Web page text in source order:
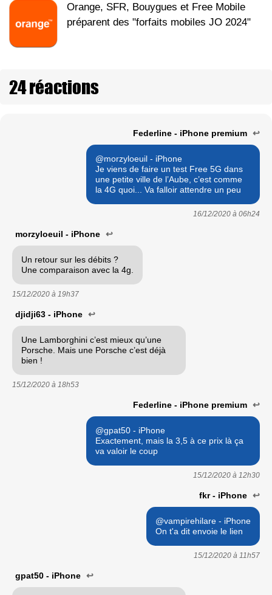
Orange, SFR, Bouygues et Free Mobile
préparent des "forfaits mobiles JO 2024"
24 réactions
Federline - iPhone premium ↩
@morzyloeuil - iPhone
Je viens de faire un test Free 5G dans
une petite ville de l’Aube, c’est comme
la 4G quoi... Va falloir attendre un peu
16/12/2020 à 06h24
morzyloeuil - iPhone ↩
Un retour sur les débits ?
Une comparaison avec la 4g.
15/12/2020 à 19h37
djidji63 - iPhone ↩
Une Lamborghini c’est mieux qu’une
Porsche. Mais une Porsche c’est déjà
bien !
15/12/2020 à 18h53
Federline - iPhone premium ↩
@gpat50 - iPhone
Exactement, mais la 3,5 à ce prix là ça
va valoir le coup
15/12/2020 à 12h30
fkr - iPhone ↩
@vampirehilare - iPhone
On t'a dit envoie le lien
15/12/2020 à 11h57
gpat50 - iPhone ↩